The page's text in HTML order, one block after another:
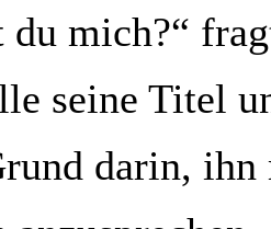
du mich?“
seine Titel
darin, ihn